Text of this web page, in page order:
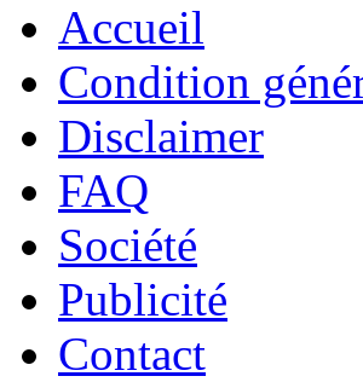
Accueil
Condition
Disclaimer
FAQ
Société
Publicité
Contact